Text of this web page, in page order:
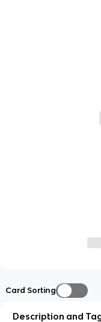
Card Sorting
Description and